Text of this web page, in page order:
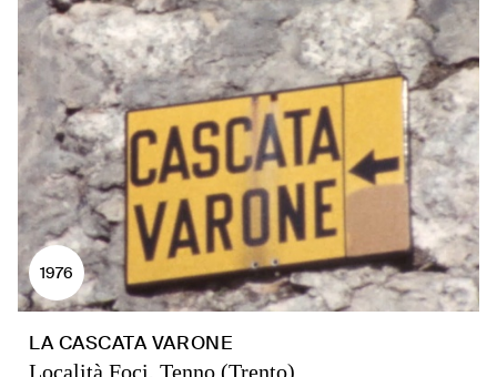
1976
LA CASCATA VARONE
Località Foci, Tenno (Trento)